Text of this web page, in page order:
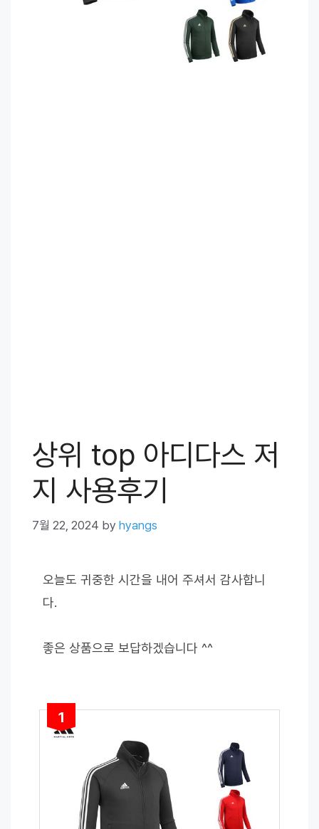
상위 top 아디다스 저
지 사용후기
7월 22, 2024 by hyangs
오늘도 귀중한 시간을 내어 주셔서 감사합니
다.
좋은 상품으로 보답하겠습니다 ^^
1